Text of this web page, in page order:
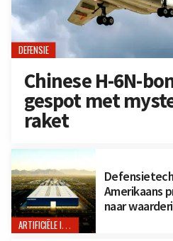
DEFENSIE
Chinese H-6N-
gespot met
raket
ARTIFICIËLE INTELLIGENTIE
Amerikaans
naar